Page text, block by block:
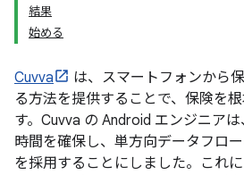
結果
始める
Cuvva
は、スマートフォンから
る方法を提供することで、保険を
す。Cuvva の Android エンジニア
時間を確保し、単方向データフロ
を採用することにしました。これに